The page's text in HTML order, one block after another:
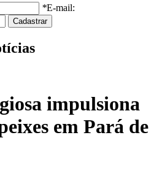
*E-mail:
impulsiona
em Pará de